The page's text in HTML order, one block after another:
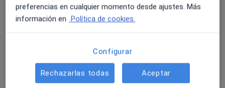
Dirección Online
preferencias en cualquier momento desde ajustes. Más
información en Política de cookies.
Configurar
Rechazarlas todas Aceptar